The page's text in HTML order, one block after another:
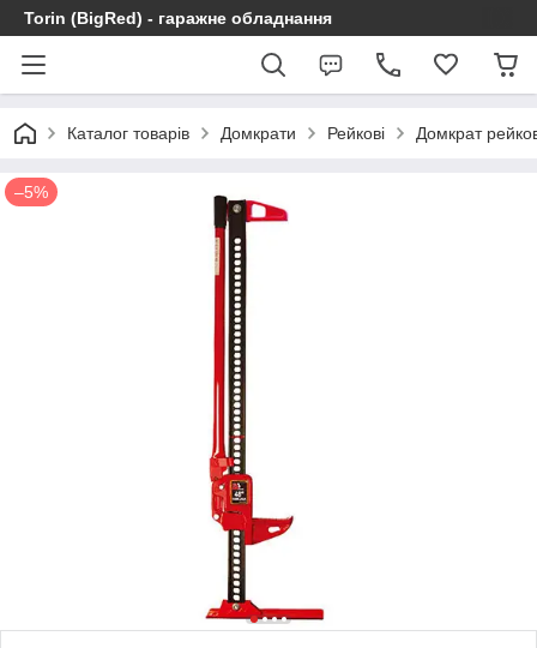
Torin (BigRed) - гаражне обладнання
Каталог товарів Домкрати Рейкові Домкрат
–5%